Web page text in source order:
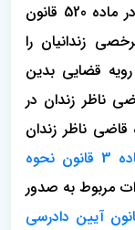
نکته مهم و‌ قابل توجه آن است که مقنن در ماده 520 قانون
زندانیان را
قضایی بدین
ناظر زندان در
قاضی ناظر زندان
ماده 3 قانون نحوه
مربوط به صدور
قانون آیین دادرسی